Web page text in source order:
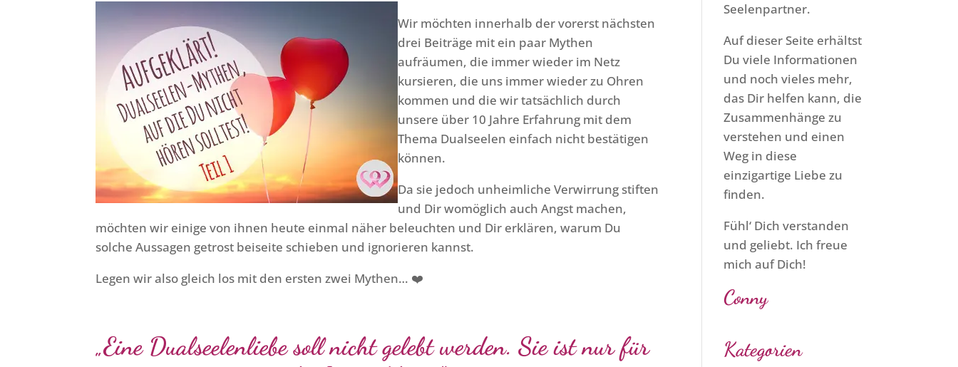
Wir möchten innerhalb der vorerst nächsten
drei Beiträge mit ein paar Mythen
aufräumen, die immer wieder im Netz
kursieren, die uns immer wieder zu Ohren
kommen und die wir tatsächlich durch
unsere über 10 Jahre Erfahrung mit dem
Thema Dualseelen einfach nicht bestätigen
können.
Da sie jedoch unheimliche Verwirrung stiften
und Dir womöglich auch Angst machen,
möchten wir einige von ihnen heute einmal näher beleuchten und Dir erklären, warum Du
solche Aussagen getrost beiseite schieben und ignorieren kannst.
Legen wir also gleich los mit den ersten zwei Mythen… ❤️
„Eine Dualseelenliebe soll nicht gelebt werden. Sie ist nur für
Seelenpartner.
Auf dieser Seite erhältst
Du viele Informationen
und noch vieles mehr,
das Dir helfen kann, die
Zusammenhänge zu
verstehen und einen
Weg in diese
einzigartige Liebe zu
finden.
Fühl‘ Dich verstanden
und geliebt. Ich freue
mich auf Dich!
Conny
Kategorien